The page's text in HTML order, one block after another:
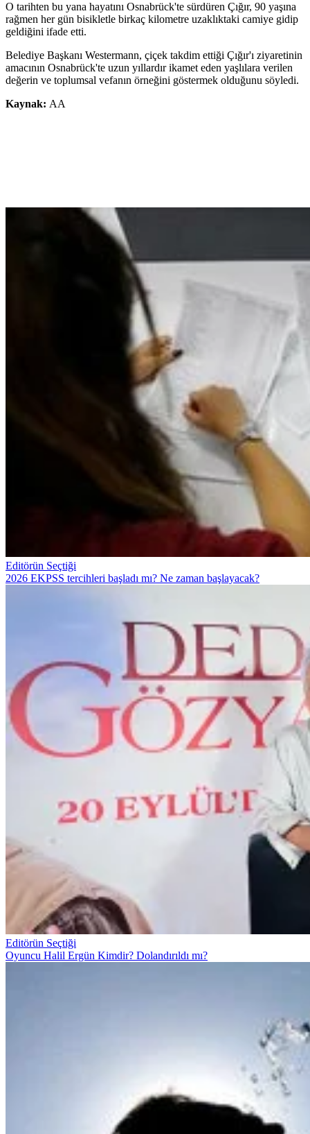
O tarihten bu yana hayatını Osnabrück'te sürdüren Çığır, 90 yaşına
rağmen her gün bisikletle birkaç kilometre uzaklıktaki camiye gidip
geldiğini ifade etti.
Belediye Başkanı Westermann, çiçek takdim ettiği Çığır'ı ziyaretinin
amacının Osnabrück'te uzun yıllardır ikamet eden yaşlılara verilen
değerin ve toplumsal vefanın örneğini göstermek olduğunu söyledi.
Kaynak: AA
Editörün Seçtiği
2026 EKPSS tercihleri başladı mı? Ne zaman başlayacak?
Editörün Seçtiği
Oyuncu Halil Ergün Kimdir? Dolandırıldı mı?